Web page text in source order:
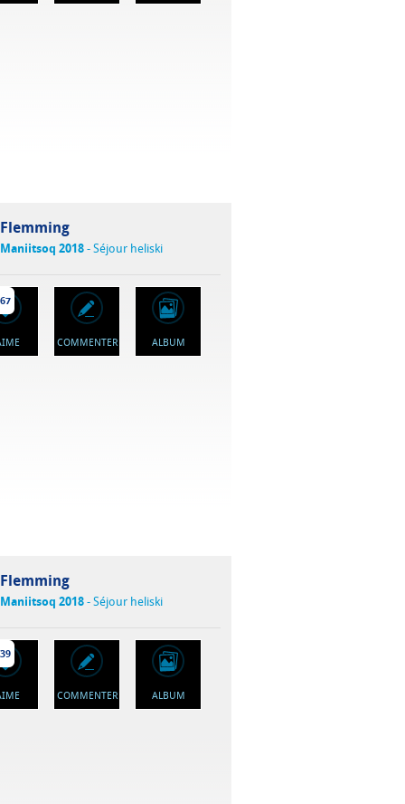
Flemming
Maniitsoq 2018- Séjour heliski
COMMENTER ALBUM
Flemming
Maniitsoq 2018- Séjour heliski
COMMENTER ALBUM